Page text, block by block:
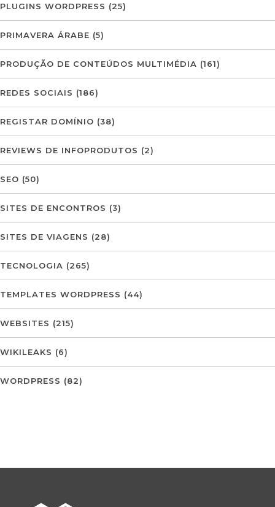
PLUGINS WORDPRESS (25)
PRIMAVERA ÁRABE (5)
PRODUÇÃO DE CONTEÚDOS MULTIMÉDIA (161)
REDES SOCIAIS (186)
REGISTAR DOMÍNIO (38)
REVIEWS DE INFOPRODUTOS (2)
SEO (50)
SITES DE ENCONTROS (3)
SITES DE VIAGENS (28)
TECNOLOGIA (265)
TEMPLATES WORDPRESS (44)
WEBSITES (215)
WIKILEAKS (6)
WORDPRESS (82)